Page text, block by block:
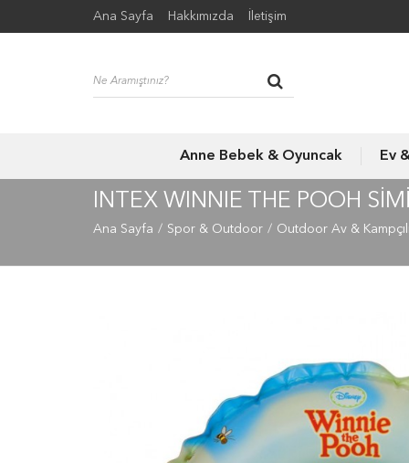
Ana Sayfa Hakkımızda İletişim
Anne Bebek & Oyuncak Ev
INTEX WINNIE THE POOH
Ana Sayfa Spor & Outdoor Outdoor Av &